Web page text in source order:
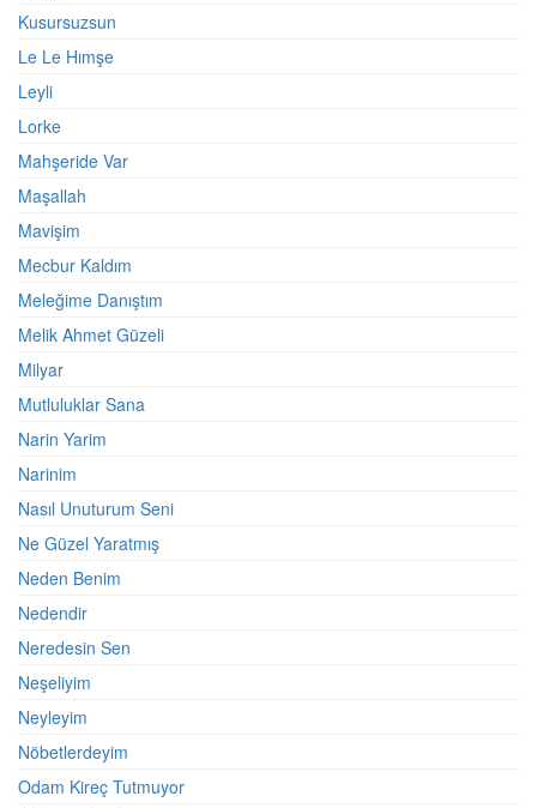
Kusursuzsun
Le Le Hımşe
Leyli
Lorke
Mahşeride Var
Maşallah
Mavişim
Mecbur Kaldım
Meleğime Danıştım
Melik Ahmet Güzeli
Milyar
Mutluluklar Sana
Narin Yarim
Narinim
Nasıl Unuturum Seni
Ne Güzel Yaratmış
Neden Benim
Nedendir
Neredesin Sen
Neşeliyim
Neyleyim
Nöbetlerdeyim
Odam Kireç Tutmuyor